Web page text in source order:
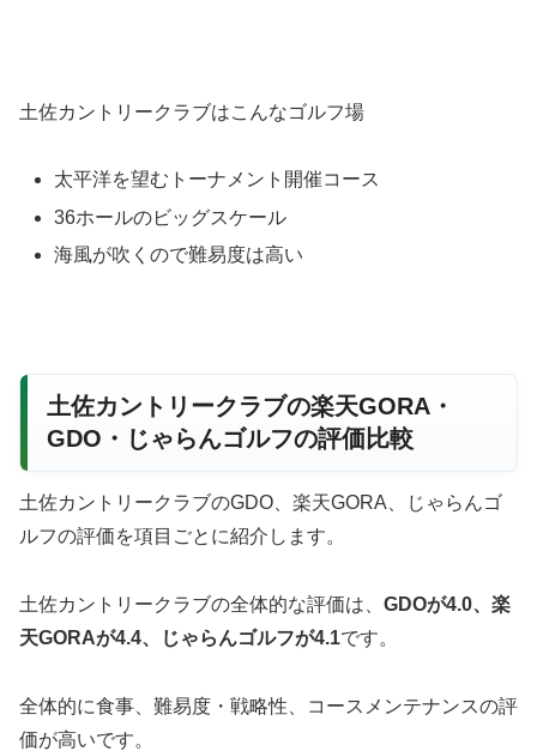
土佐カントリークラブはこんなゴルフ場
太平洋を望むトーナメント開催コース
36ホールのビッグスケール
海風が吹くので難易度は高い
土佐カントリークラブの楽天GORA・
GDO・じゃらんゴルフの評価比較
土佐カントリークラブのGDO、楽天GORA、じゃらんゴ
ルフの評価を項目ごとに紹介します。
土佐カントリークラブの全体的な評価は、 GDOが4.0、楽
天GORAが4.4、じゃらんゴルフが4.1です。
全体的に食事、難易度・戦略性、コースメンテナンスの評
価が高いです。